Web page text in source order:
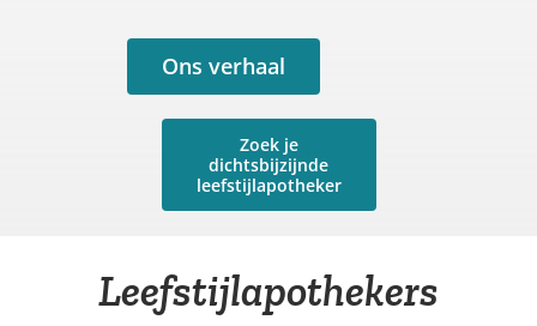
Ons verhaal
Zoek je
dichtsbijzijnde
leefstijlapotheker
Leefstijlapothekers